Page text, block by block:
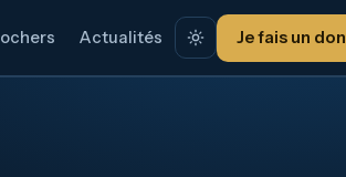
Actualités Je fais un don